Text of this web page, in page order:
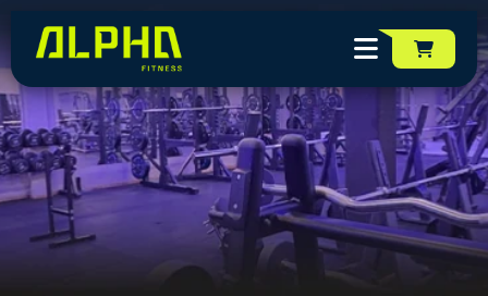
Unidade
COSTA AZUL